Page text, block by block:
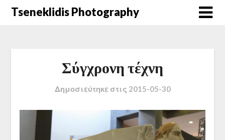
Μετάβαση
Tseneklidis Photography
Σύγχρονη τέχνη
Δημοσιεύτηκε στις 2015-05-30